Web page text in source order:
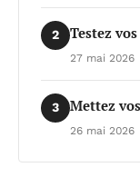
2 Testez
27 mai 2026
3 Mettez
26 mai 2026